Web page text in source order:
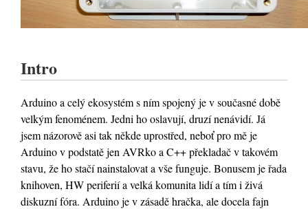
Intro
Arduino a celý ekosystém s ním spojený je v současné době
velkým fenoménem. Jedni ho oslavují, druzí nenávidí. Já
jsem názorově asi tak někde uprostřed, neboť pro mě je
Arduino v podstatě jen AVRko a C++ překladač v takovém
stavu, že ho stačí nainstalovat a vše funguje. Bonusem je řada
knihoven, HW periferií a velká komunita lidí a tím i živá
diskuzní fóra. Arduino je v zásadě hračka, ale docela fajn